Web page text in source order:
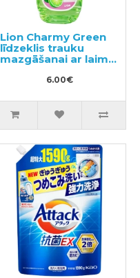
Lion Charmy Green
līdzeklis trauku
mazgāšanai ar laima
6.00€